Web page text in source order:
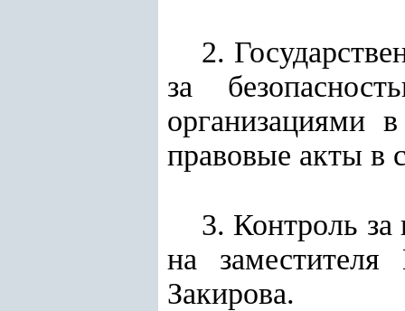
2.
за
организациями
правовые акты в
3. Контроль за
на
Закирова.